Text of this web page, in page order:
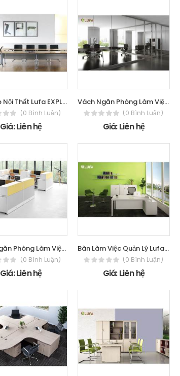
Bàn Họp Nội Thất Lufa EXPLORER series
(0 Bình Luận)
Giá: Liên hệ
Vách Ngăn Phòng Làm Việc Lufa T10
(0 Bình Luận)
Giá: Liên hệ
Vách Ngăn Phòng Làm Việc Lufa K500 PANEL
(0 Bình Luận)
Giá: Liên hệ
Bàn Làm Việc Quản Lý Lufa TP_TV1
(0 Bình Luận)
Giá: Liên hệ